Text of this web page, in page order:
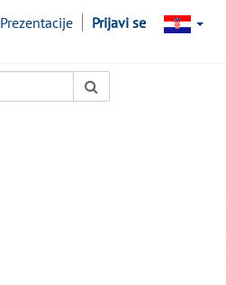
Prezentacije Prijavi se